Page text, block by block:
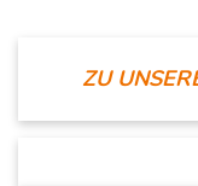
ZU